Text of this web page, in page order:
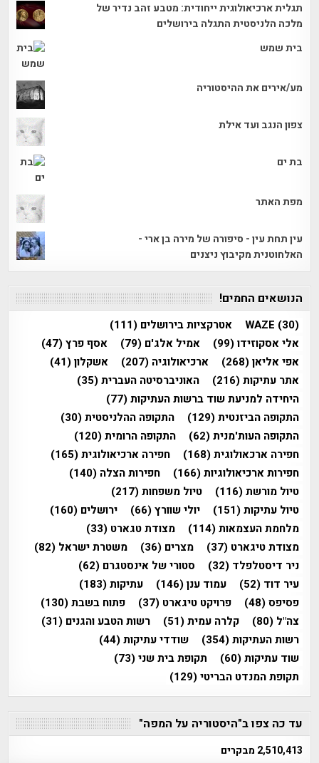
תגלית ארכיאולוגית ייחודית: מטבע זהב נדיר של
מלכה הלניסטית התגלה בירושלים
בית שמש
מע/אירים את ההיסטוריה
צפון הנגב ועד אילת
בת ים
מפת האתר
עין תחת עין - סיפורה של מירה בן ארי -
האלחוטנית מקיבוץ ניצנים
הנושאים החמים!
WAZE (30) אטרקציות בירושלים (111)
אלי אסקוזידו(99) אמיל אלג'ם (79) אסף פרץ(47)
אפי אליאן(268) ארכיאולוגיה (207) אשקלון(41)
אתר עתיקות(216) האוניברסיטה העברית(35)
היחידה למניעת שוד ברשות העתיקות(77)
התקופה הביזנטית(129) התקופה ההלניסטית(30)
התקופה העות'מנית(62) התקופה הרומית(120)
חפירה ארכאולוגית(168) חפירה ארכיאולוגית(165)
חפירות ארכיאולוגיות(166) חפירות הצלה (140)
טיול מורשת(116) טיול משפחות(217)
טיול עתיקות(151) יולי שוורץ(66) ירושלים (160)
מלחמת העצמאות(114) מצודת טגארט (33)
מצודת טיגארט (37) מצרים (36) משטרת ישראל (82)
ניר דיסטלפלד (32) סטורי של אינסטגרם (62)
עיר דוד (52) עמוד ענן(146) עתיקות(183)
פסיפס(48) פרויקט טיגארט (37) פתוח בשבת(130)
צה"ל (80) קלרה עמית(51) רשות הטבע והגנים (31)
רשות העתיקות(354) שודדי עתיקות(44)
שוד עתיקות(60) תקופת בית שני(73)
תקופת המנדט הבריטי(129)
עד כה צפו ב"היסטוריה על המפה"
2,510,413 מבקרים